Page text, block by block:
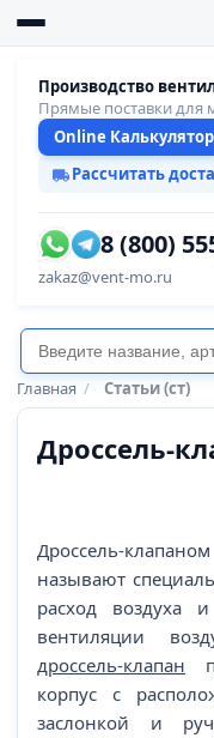
Производство
Прямые поставки для
Online Калькулятор
Рассчитать
8 (800)
zakaz@vent-mo.ru
Главная / Статьи (ст)
Дроссель-
Дроссель-
называют
расход воздуха
вентиляции
дроссель-клапан
корпус с
заслонкой и